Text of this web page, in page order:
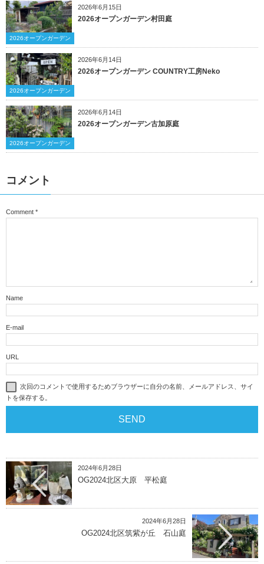
2026年6月15日
2026オープンガーデン
2026オープンガーデン村田庭
2026年6月14日
2026オープンガーデン
2026オープンガーデン COUNTRY工房Neko
2026年6月14日
2026オープンガーデン
2026オープンガーデン古加原庭
コメント
Comment *
Name
E-mail
URL
次回のコメントで使用するためブラウザーに自分の名前、メールアドレス、サイ
トを保存する。
2024年6月28日
OG2024北区大原 平松庭
2024年6月28日
OG2024北区筑紫が丘 石山庭